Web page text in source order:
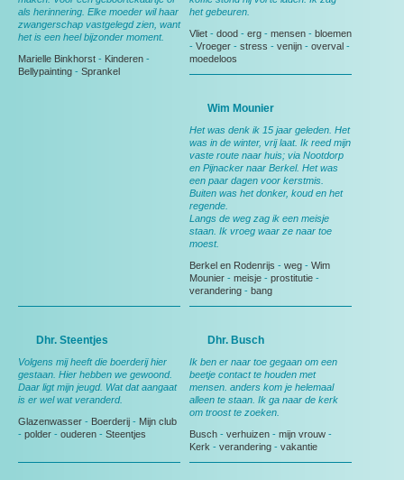
als herinnering. Elke moeder wil haar
zwangerschap vastgelegd zien, want
het is een heel bijzonder moment.
Marielle Binkhorst - Kinderen -
Bellypainting - Sprankel
het gebeuren.
Vliet - dood - erg - mensen - bloemen
- Vroeger - stress - venijn - overval -
moedeloos
Wim Mounier
Het was denk ik 15 jaar geleden. Het
was in de winter, vrij laat. Ik reed mijn
vaste route naar huis; via Nootdorp
en Pijnacker naar Berkel. Het was
een paar dagen voor kerstmis.
Buiten was het donker, koud en het
regende.
Langs de weg zag ik een meisje
staan. Ik vroeg waar ze naar toe
moest.
Berkel en Rodenrijs - weg - Wim
Mounier - meisje - prostitutie -
verandering - bang
Dhr. Steentjes
Volgens mij heeft die boerderij hier
gestaan. Hier hebben we gewoond.
Daar ligt mijn jeugd. Wat dat aangaat
is er wel wat veranderd.
Glazenwasser - Boerderij - Mijn club
- polder - ouderen - Steentjes
Dhr. Busch
Ik ben er naar toe gegaan om een
beetje contact te houden met
mensen. anders kom je helemaal
alleen te staan. Ik ga naar de kerk
om troost te zoeken.
Busch - verhuizen - mijn vrouw -
Kerk - verandering - vakantie